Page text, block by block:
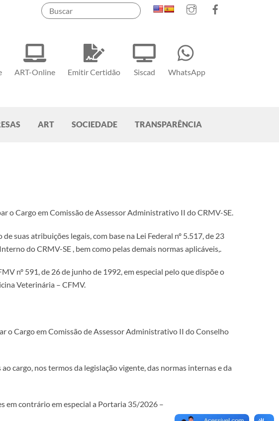
Instagram
ART-Online Emitir Certidão Siscad WhatsApp
ART SOCIEDADE TRANSPARÊNCIA
o Cargo em Comissão de Assessor Administrativo II do CRMV-SE.
suas atribuições legais, com base na Lei Federal nº 5.517, de 23
do CRMV-SE , bem como pelas demais normas aplicáveis,.
nº 591, de 26 de junho de 1992, em especial pelo que dispõe o
Veterinária – CFMV.
o Cargo em Comissão de Assessor Administrativo II do Conselho
cargo, nos termos da legislação vigente, das normas internas e da
em contrário em especial a Portaria 35/2026 –